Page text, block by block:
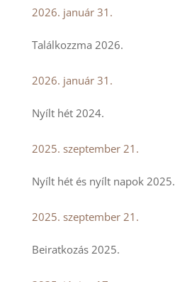
2026. január 31.
Találkozzma 2026.
2026. január 31.
Nyílt hét 2024.
2025. szeptember 21.
Nyílt hét és nyílt napok 2025.
2025. szeptember 21.
Beiratkozás 2025.